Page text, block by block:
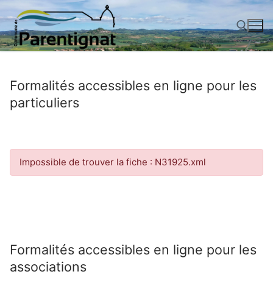
Aller
contenu
Formalités accessibles en ligne pour les
particuliers
Impossible de trouver la fiche : N31925.xml
Formalités accessibles en ligne pour les
associations